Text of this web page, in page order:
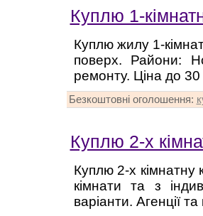
Куплю 1-
Куплю жилу 1-
поверх. Райони:
ремонту. Ціна до
Безкоштовні оголошення:
Куплю 2-х
Куплю 2-х кімнатну
кімнати та з
варіанти. Агенції